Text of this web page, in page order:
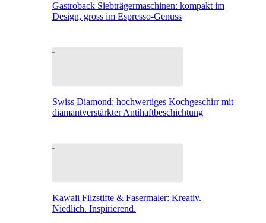
Gastroback Siebträgermaschinen: kompakt im
Design, gross im Espresso-Genuss
Swiss Diamond: hochwertiges Kochgeschirr mit
diamantverstärkter Antihaftbeschichtung
Kawaii Filzstifte & Fasermaler: Kreativ.
Niedlich. Inspirierend.